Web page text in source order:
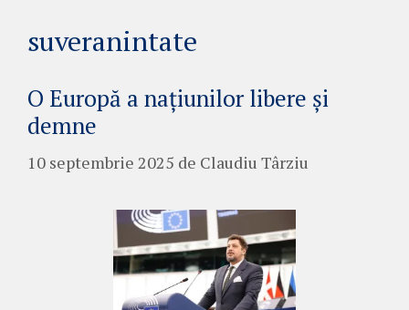
suveranintate
O Europă a națiunilor libere și
demne
10 septembrie 2025 de Claudiu Târziu